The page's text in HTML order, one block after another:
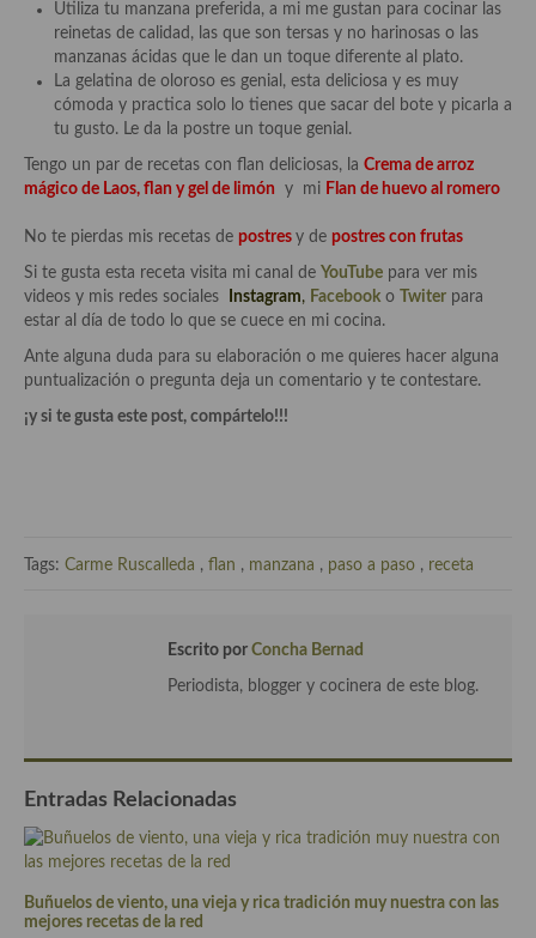
Utiliza tu manzana preferida, a mi me gustan para cocinar las
reinetas de calidad, las que son tersas y no harinosas o las
manzanas ácidas que le dan un toque diferente al plato.
La gelatina de oloroso es genial, esta deliciosa y es muy
cómoda y practica solo lo tienes que sacar del bote y picarla a
tu gusto. Le da la postre un toque genial.
Tengo un par de recetas con flan deliciosas, la Crema de arroz
mágico de Laos, flan y gel de limón y mi Flan de huevo al romero
No te pierdas mis recetas de postres y de postres con frutas
Si te gusta esta receta visita mi canal de YouTube para ver mis
videos y mis redes sociales
Instagram, Facebook o Twiter para
estar al día de todo lo que se cuece en mi cocina.
Ante alguna duda para su elaboración o me quieres hacer alguna
puntualización o pregunta deja un comentario y te contestare.
¡y si te gusta este post, compártelo!!!
Tags: Carme Ruscalleda , flan , manzana , paso a paso , receta
Escrito por Concha Bernad
Periodista, blogger y cocinera de este blog.
Entradas Relacionadas
Buñuelos de viento, una vieja y rica tradición muy nuestra con las
mejores recetas de la red